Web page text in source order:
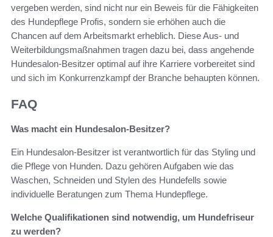
vergeben werden, sind nicht nur ein Beweis für die Fähigkeiten
des Hundepflege Profis, sondern sie erhöhen auch die
Chancen auf dem Arbeitsmarkt erheblich. Diese Aus- und
Weiterbildungsmaßnahmen tragen dazu bei, dass angehende
Hundesalon-Besitzer optimal auf ihre Karriere vorbereitet sind
und sich im Konkurrenzkampf der Branche behaupten können.
FAQ
Was macht ein Hundesalon-Besitzer?
Ein Hundesalon-Besitzer ist verantwortlich für das Styling und
die Pflege von Hunden. Dazu gehören Aufgaben wie das
Waschen, Schneiden und Stylen des Hundefells sowie
individuelle Beratungen zum Thema Hundepflege.
Welche Qualifikationen sind notwendig, um Hundefriseur
zu werden?